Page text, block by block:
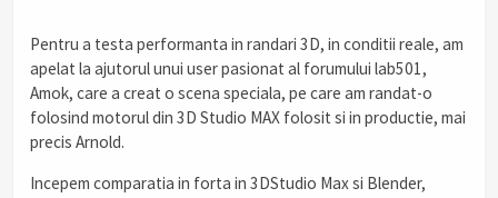
Pentru a testa performanta in randari 3D, in conditii reale, am
apelat la ajutorul unui user pasionat al forumului lab501,
Amok, care a creat o scena speciala, pe care am randat-o
folosind motorul din 3D Studio MAX folosit si in productie, mai
precis Arnold.
Incepem comparatia in forta in 3DStudio Max si Blender,